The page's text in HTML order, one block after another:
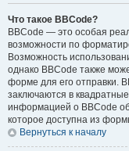
Что такое BBCode?
BBCode — это особая
возможности по
Возможность
однако BBCode также
форме для его отправки.
заключаются в
информацией о BBCode
которое доступна из
Вернуться к началу